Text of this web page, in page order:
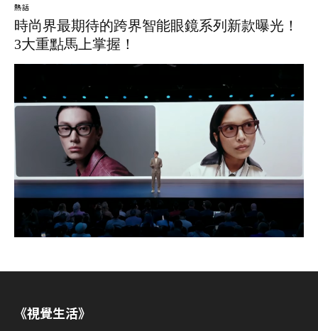
熱話
時尚界最期待的跨界智能眼鏡系列新款曝光！
3大重點馬上掌握！
《視覺生活》